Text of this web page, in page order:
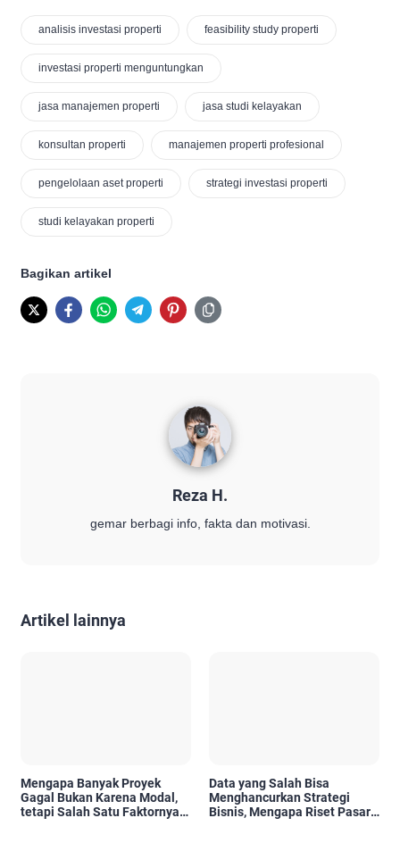
analisis investasi properti feasibility study properti
investasi properti menguntungkan
jasa manajemen properti jasa studi kelayakan
konsultan properti manajemen properti profesional
pengelolaan aset properti strategi investasi properti
studi kelayakan properti
Bagikan artikel
Reza H.
gemar berbagi info, fakta dan motivasi.
Artikel lainnya
Mengapa Banyak Proyek
Gagal Bukan Karena Modal,
tetapi Salah Satu Faktornya
Data yang Salah Bisa
Menghancurkan Strategi
Bisnis, Mengapa Riset Pasar